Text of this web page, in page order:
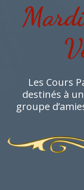
Les Cours
destinés à
groupe